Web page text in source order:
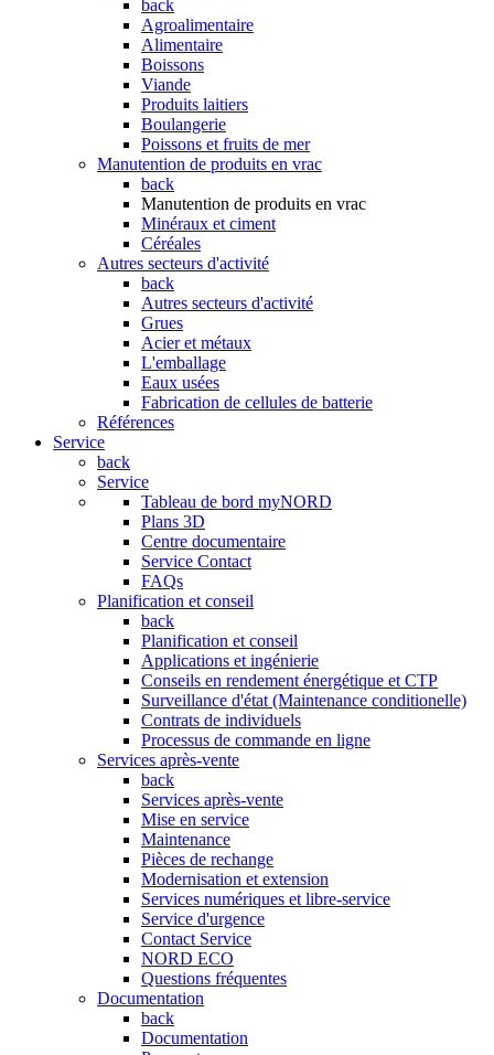
back
Agroalimentaire
Alimentaire
Boissons
Viande
Produits laitiers
Boulangerie
Poissons et fruits de mer
Manutention de produits en vrac
back
Manutention de produits en vrac
Minéraux et ciment
Céréales
Autres secteurs d'activité
back
Autres secteurs d'activité
Grues
Acier et métaux
L'emballage
Eaux usées
Fabrication de cellules de batterie
Références
Service
back
Service
Tableau de bord myNORD
Plans 3D
Centre documentaire
Service Contact
FAQs
Planification et conseil
back
Planification et conseil
Applications et ingénierie
Conseils en rendement énergétique et CTP
Surveillance d'état (Maintenance conditionelle)
Contrats de individuels
Processus de commande en ligne
Services après-vente
back
Services après-vente
Mise en service
Maintenance
Pièces de rechange
Modernisation et extension
Services numériques et libre-service
Service d'urgence
Contact Service
NORD ECO
Questions fréquentes
Documentation
back
Documentation